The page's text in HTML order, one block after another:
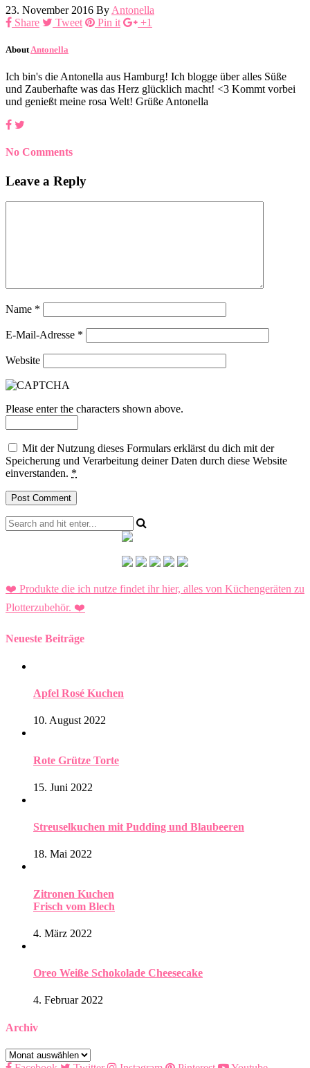
23. November 2016 By Antonella
Share
Tweet Pin it +1
About Antonella
Ich bin's die Antonella aus Hamburg! Ich blogge über alles Süße
und Zauberhafte was das Herz glücklich macht! <3 Kommt vorbei
und genießt meine rosa Welt! Grüße Antonella
No Comments
Leave a Reply
Name *
E-Mail-Adresse *
Website
Please enter the characters shown above.
Mit der Nutzung dieses Formulars erklärst du dich mit der
Speicherung und Verarbeitung deiner Daten durch diese Website
einverstanden. *
❤️ Produkte die ich nutze findet ihr hier, alles von Küchengeräten zu
Plotterzubehör. ❤️
Neueste Beiträge
Apfel Rosé Kuchen
10. August 2022
Rote Grütze Torte
15. Juni 2022
Streuselkuchen mit Pudding und Blaubeeren
18. Mai 2022
Zitronen Kuchen
Frisch vom Blech
4. März 2022
Oreo Weiße Schokolade Cheesecake
4. Februar 2022
Archiv
Archiv